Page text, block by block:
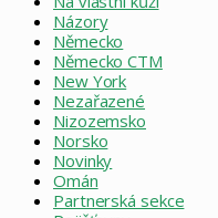
Názory
Německo
Německo CTM
New York
Nezařazené
Nizozemsko
Norsko
Novinky
Omán
Partnerská sekce